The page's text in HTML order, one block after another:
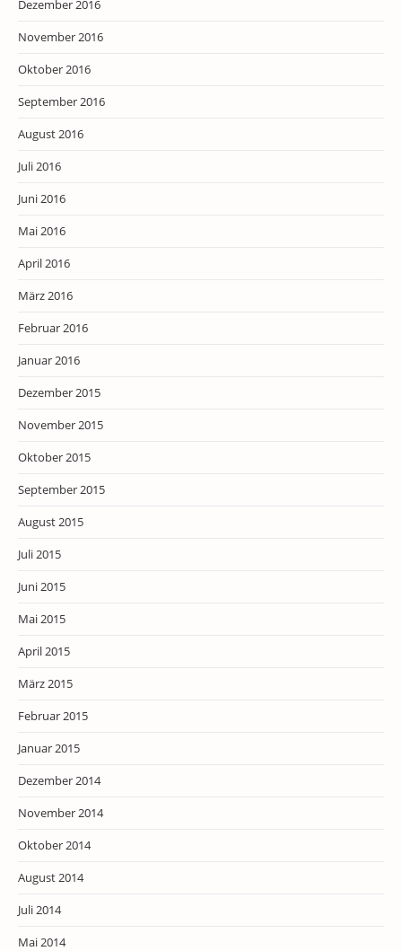
Dezember 2016
November 2016
Oktober 2016
September 2016
August 2016
Juli 2016
Juni 2016
Mai 2016
April 2016
März 2016
Februar 2016
Januar 2016
Dezember 2015
November 2015
Oktober 2015
September 2015
August 2015
Juli 2015
Juni 2015
Mai 2015
April 2015
März 2015
Februar 2015
Januar 2015
Dezember 2014
November 2014
Oktober 2014
August 2014
Juli 2014
Mai 2014